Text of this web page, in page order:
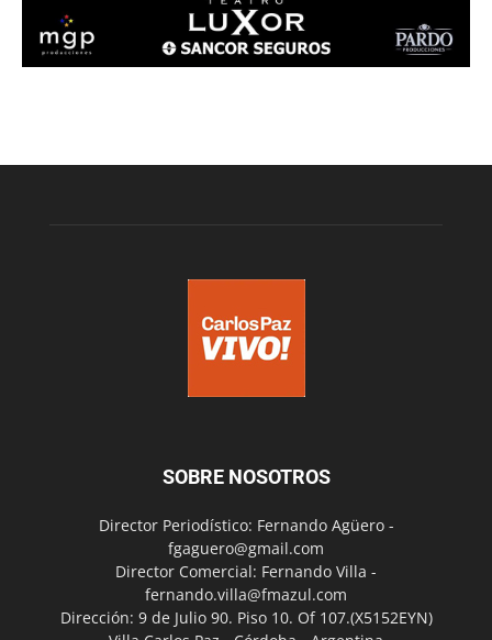
SOBRE NOSOTROS
Director Periodístico: Fernando Agüero -
fgaguero@gmail.com
Director Comercial: Fernando Villa -
fernando.villa@fmazul.com
Dirección: 9 de Julio 90. Piso 10. Of 107.(X5152EYN)